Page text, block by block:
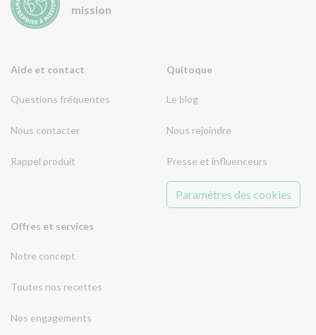
Aide et contact
Questions fréquentes
Nous contacter
Rappel produit
Offres et services
Notre concept
Toutes nos recettes
Nos engagements
Quitoque
Le blog
Nous rejoindre
Presse et influenceurs
Paramètres des cookies
mission